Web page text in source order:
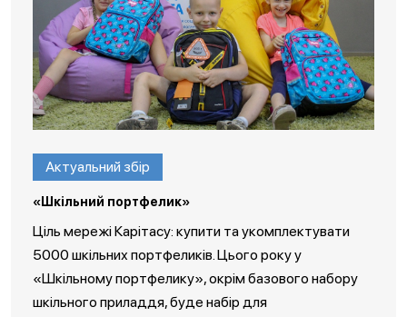
Актуальний збір
«Шкільний портфелик»
Ціль мережі Карітасу: купити та укомплектувати
5000 шкільних портфеликів. Цього року у
«Шкільному портфелику», окрім базового набору
шкільного приладдя, буде набір для